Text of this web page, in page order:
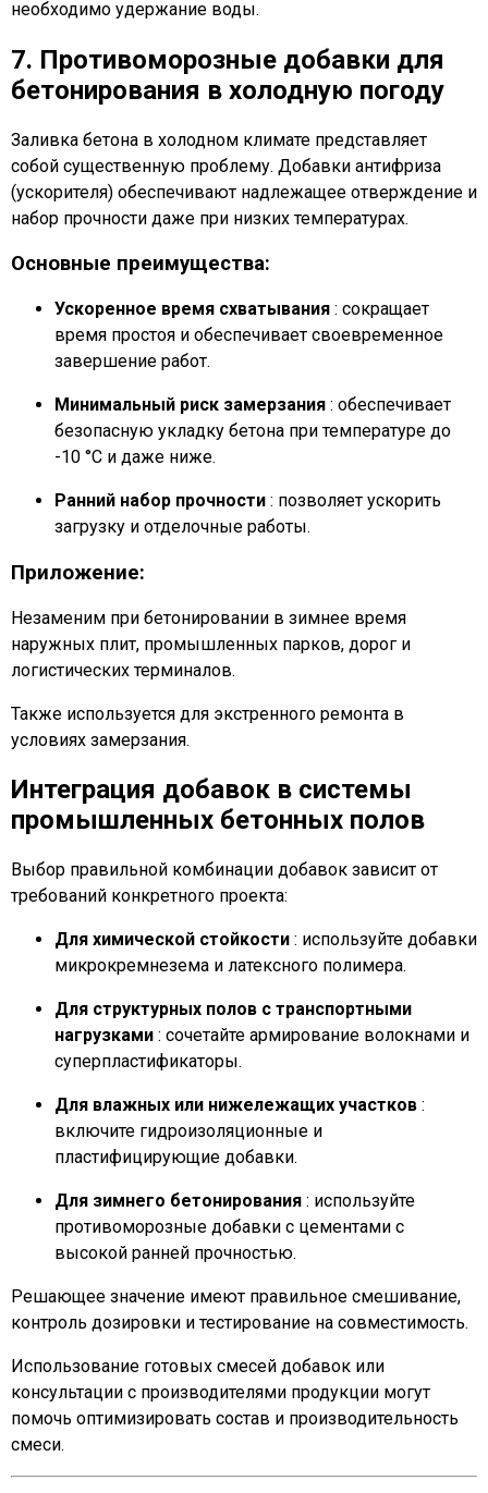
необходимо удержание воды.
7. Противоморозные добавки для
бетонирования в холодную погоду
Заливка бетона в холодном климате представляет
собой существенную проблему. Добавки антифриза
(ускорителя) обеспечивают надлежащее отверждение и
набор прочности даже при низких температурах.
Основные преимущества:
Ускоренное время схватывания : сокращает
время простоя и обеспечивает своевременное
завершение работ.
Минимальный риск замерзания : обеспечивает
безопасную укладку бетона при температуре до
-10 °C и даже ниже.
Ранний набор прочности : позволяет ускорить
загрузку и отделочные работы.
Приложение:
Незаменим при бетонировании в зимнее время
наружных плит, промышленных парков, дорог и
логистических терминалов.
Также используется для экстренного ремонта в
условиях замерзания.
Интеграция добавок в системы
промышленных бетонных полов
Выбор правильной комбинации добавок зависит от
требований конкретного проекта:
Для химической стойкости : используйте добавки
микрокремнезема и латексного полимера.
Для структурных полов с транспортными
нагрузками : сочетайте армирование волокнами и
суперпластификаторы.
Для влажных или нижележащих участков :
включите гидроизоляционные и
пластифицирующие добавки.
Для зимнего бетонирования : используйте
противоморозные добавки с цементами с
высокой ранней прочностью.
Решающее значение имеют правильное смешивание,
контроль дозировки и тестирование на совместимость.
Использование готовых смесей добавок или
консультации с производителями продукции могут
помочь оптимизировать состав и производительность
смеси.